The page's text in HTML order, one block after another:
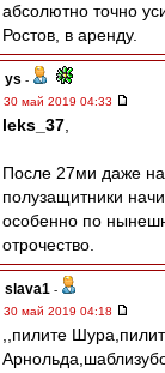
абсолютно точно
Ростов, в аренду.
ys -
30 май 2019 04:33
leks_37
После 27ми даже
полузащитники
особенно по
отрочество.
slava1 -
30 май 2019 04:18
,,пилите